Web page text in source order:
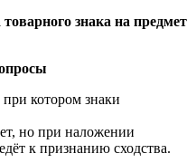
товарного знака на предмет
котором знаки
но при наложении
к признанию сходства.